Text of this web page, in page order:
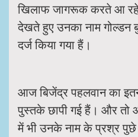
खिलाफ जागरूक करते आ
देखते हुए उनका नाम गोल्डन
दर्ज किया गया हैं।
आज बिजेंद्र पहलवान का
पुस्तके छापी गई हैं। और तो
में भी उनके नाम के प्रश्र पुछे